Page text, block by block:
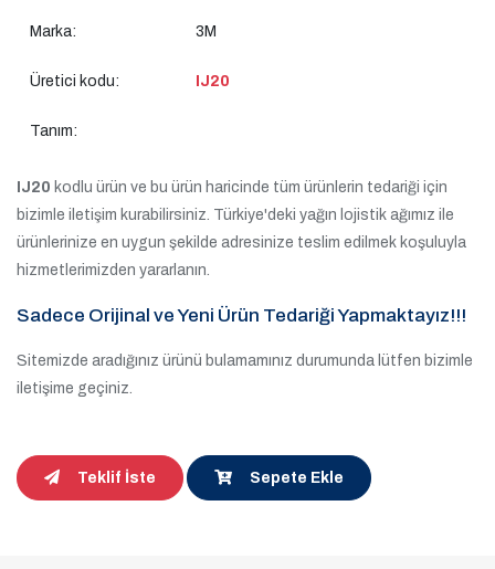
Marka: 3M
Üretici kodu: IJ20
Tanım:
IJ20 kodlu ürün ve bu ürün haricinde tüm ürünlerin tedariği için
bizimle iletişim kurabilirsiniz. Türkiye'deki yağın lojistik ağımız ile
ürünlerinize en uygun şekilde adresinize teslim edilmek koşuluyla
hizmetlerimizden yararlanın.
Sadece Orijinal ve Yeni Ürün Tedariği Yapmaktayız!!!
Sitemizde aradığınız ürünü bulamamınız durumunda lütfen bizimle
iletişime geçiniz.
Teklif İste Sepete Ekle